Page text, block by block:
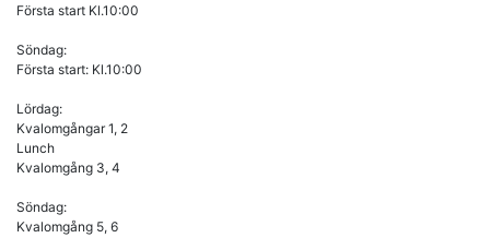
Första start Kl.10:00
Söndag:
Första start: Kl.10:00
Lördag:
Kvalomgångar 1, 2
Lunch
Kvalomgång 3, 4
Söndag:
Kvalomgång 5, 6